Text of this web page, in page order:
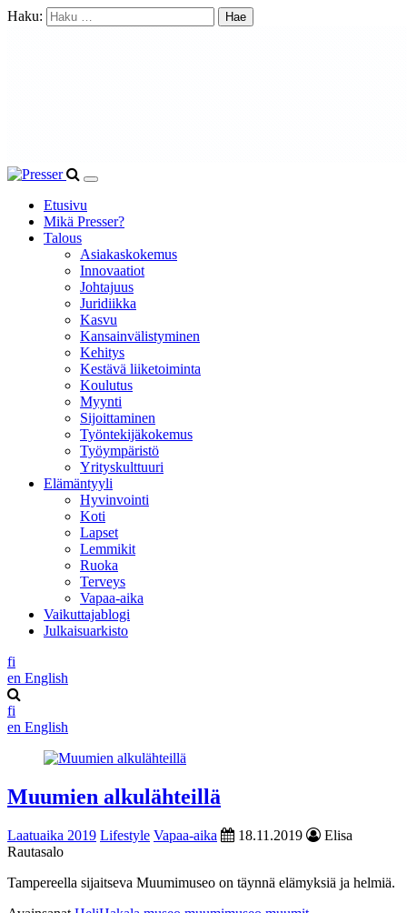
Haku:
Etusivu
Mikä Presser?
Talous
Asiakaskokemus
Innovaatiot
Johtajuus
Juridiikka
Kasvu
Kansainvälistyminen
Kehitys
Kestävä liiketoiminta
Koulutus
Myynti
Sijoittaminen
Työntekijäkokemus
Työympäristö
Yrityskulttuuri
Elämäntyyli
Hyvinvointi
Koti
Lapset
Lemmikit
Ruoka
Terveys
Vapaa-aika
Vaikuttajablogi
Julkaisuarkisto
fi
en English
fi
en English
Muumien alkulähteillä
Laatuaika 2019 Lifestyle Vapaa-aika 18.11.2019
Elisa
Rautasalo
Tampereella sijaitseva Muumimuseo on täynnä elämyksiä ja helmiä.